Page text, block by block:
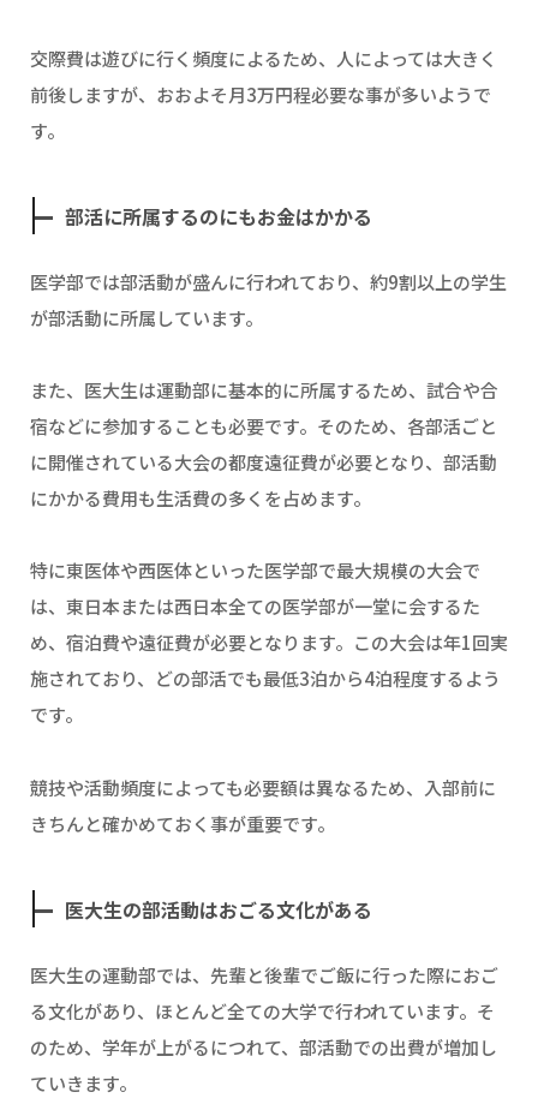
交際費は遊びに行く頻度によるため、人によっては大きく
前後しますが、おおよそ月3万円程必要な事が多いようで
す。
部活に所属するのにもお金はかかる
医学部では部活動が盛んに行われており、約9割以上の学生
が部活動に所属しています。
また、医大生は運動部に基本的に所属するため、試合や合
宿などに参加することも必要です。そのため、各部活ごと
に開催されている大会の都度遠征費が必要となり、部活動
にかかる費用も生活費の多くを占めます。
特に東医体や西医体といった医学部で最大規模の大会で
は、東日本または西日本全ての医学部が一堂に会するた
め、宿泊費や遠征費が必要となります。この大会は年1回実
施されており、どの部活でも最低3泊から4泊程度するよう
です。
競技や活動頻度によっても必要額は異なるため、入部前に
きちんと確かめておく事が重要です。
医大生の部活動はおごる文化がある
医大生の運動部では、先輩と後輩でご飯に行った際におご
る文化があり、ほとんど全ての大学で行われています。そ
のため、学年が上がるにつれて、部活動での出費が増加し
ていきます。